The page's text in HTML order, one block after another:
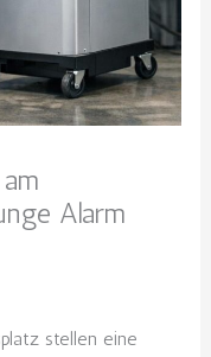
Alarm
stellen eine